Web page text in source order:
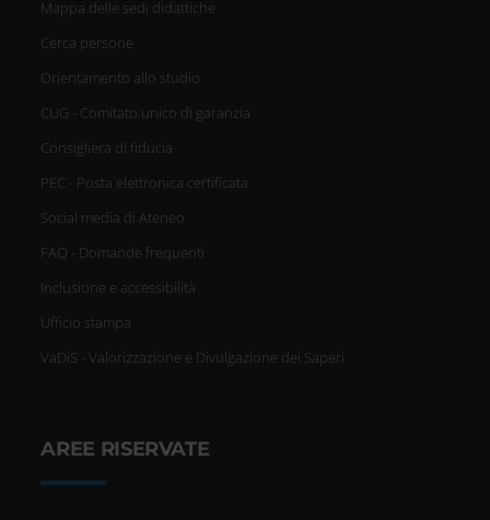
Mappa delle sedi didattiche
Cerca persone
Orientamento allo studio
CUG - Comitato unico di garanzia
Consigliera di fiducia
PEC - Posta elettronica certificata
Social media di Ateneo
FAQ - Domande frequenti
Inclusione e accessibilità
Ufficio stampa
VaDiS - Valorizzazione e Divulgazione dei Saperi
AREE RISERVATE